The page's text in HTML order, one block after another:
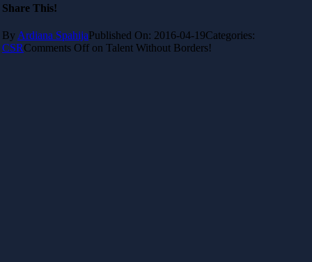
Share This!
By Ardiana SpahijaPublished On: 2016-04-19Categories:
CSRComments Off on Talent Without Borders!